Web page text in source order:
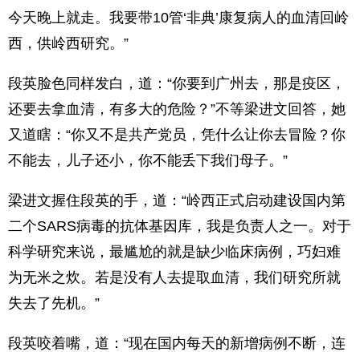
今天晚上就走。我要带10管‘非典’康复病人的血清回岭
西，供岭西研究。”
段英脸色同样发白，道：“你要到广州去，那是疫区，
还要去拿血清，有多大的危险？”不等梁进文回答，她
又道瞎：“你又不是共产党员，凭什么让你去冒险？你
不能去，儿子还小，你不能丢下我们母子。”
梁进文握住段英的手，道：“岭西正式启动建设国内第
二个SARS病毒的抗体基因库，我是负责人之一。对于
科学研究来说，最尴尬的就是缺少临床病例，巧妇难
为无米之炊。若是没有人去提取血清，我们研究所就
失去了先机。”
段英咬着嘴，道：“现在国内每天的新增病例不断，连